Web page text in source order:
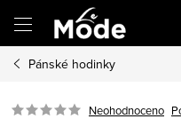
obsah
Pánské hodinky
Neohodnoceno